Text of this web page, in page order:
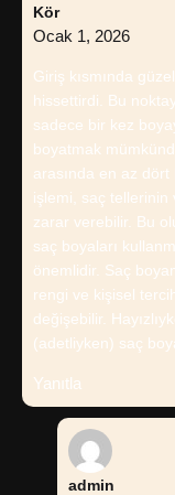
Kör
Ocak 1, 2026
Giriş kısmında
hissettirdi. Bu
sadece bir kez
boyatmak
arasında en az
işlemi, saç tellerinin
zarar verebilir. Bu
saç boyaları
önemlidir. Saç
rengi ve kişisel
değişebilir.
(adetliyken) saç
Yanıtla
admin